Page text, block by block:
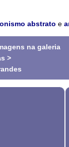
abstrato e
na galeria
>